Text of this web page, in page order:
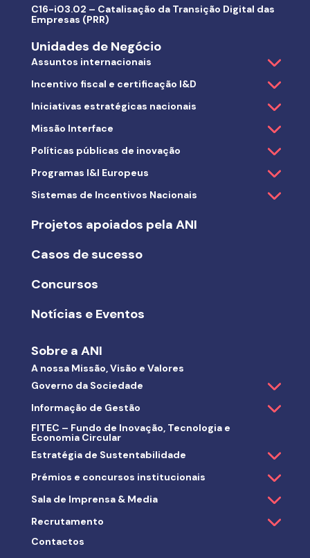
C16-i03.02 – Catalisação da Transição Digital das
Empresas (PRR)
Unidades de Negócio
Assuntos internacionais
Incentivo fiscal e certificação I&D
Iniciativas estratégicas nacionais
Missão Interface
Políticas públicas de inovação
Programas I&I Europeus
Sistemas de Incentivos Nacionais
Projetos apoiados pela ANI
Casos de sucesso
Concursos
Notícias e Eventos
Sobre a ANI
A nossa Missão, Visão e Valores
Governo da Sociedade
Informação de Gestão
FITEC – Fundo de Inovação, Tecnologia e
Economia Circular
Estratégia de Sustentabilidade
Prémios e concursos institucionais
Sala de Imprensa & Media
Recrutamento
Contactos